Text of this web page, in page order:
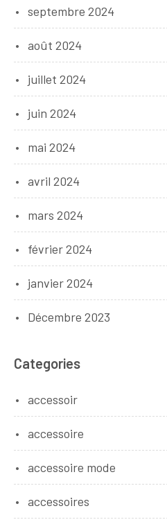
septembre 2024
août 2024
juillet 2024
juin 2024
mai 2024
avril 2024
mars 2024
février 2024
janvier 2024
Décembre 2023
Categories
accessoir
accessoire
accessoire mode
accessoires